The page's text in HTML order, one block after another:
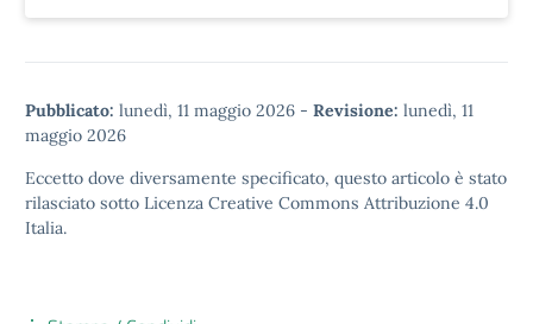
Pubblicato: lunedì, 11 maggio 2026 - Revisione: lunedì, 11
maggio 2026
Eccetto dove diversamente specificato, questo articolo è stato
rilasciato sotto Licenza Creative Commons Attribuzione 4.0
Italia.